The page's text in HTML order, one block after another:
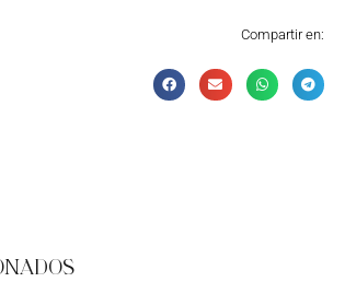
Compartir en: